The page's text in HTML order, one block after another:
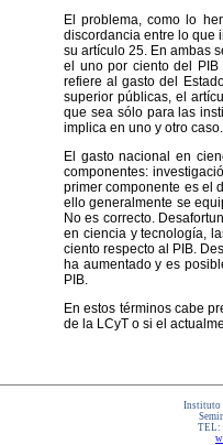
El problema, como lo
discordancia entre lo que
su artículo 25. En ambas
el uno por ciento del
refiere al gasto del
superior públicas, el
que sea sólo para las
implica en uno y otro caso.
El gasto nacional en
componentes:
primer componente es el
ello generalmente se
No es correcto.
en ciencia y tecnología,
ciento respecto al PIB.
ha aumentado y es
PIB.
En estos términos cabe
de la LCyT o si el
Instituto
TEL: